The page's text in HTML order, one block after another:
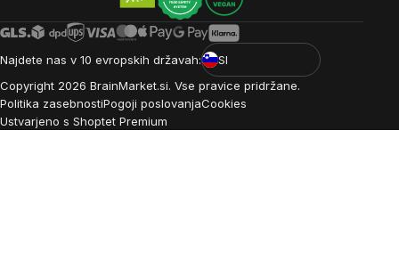
Najdete nas v 10 evropskih državah:
SI
Copyright 2026 BrainMarket.si. Vse pravice pridržane.
Politika zasebnostiPogoji poslovanjaCookies
Ustvarjeno s Shoptet Premium